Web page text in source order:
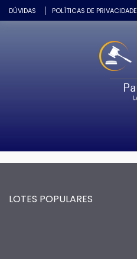
DÚVIDAS POLÍTICAS DE PRIVACIDADE
LOTES POPULARES